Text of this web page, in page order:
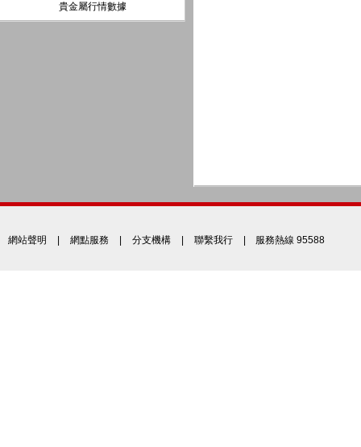
貴金屬行情數據
網站聲明 網點服務 分支機構 聯繫我行 | 服務熱線 95588